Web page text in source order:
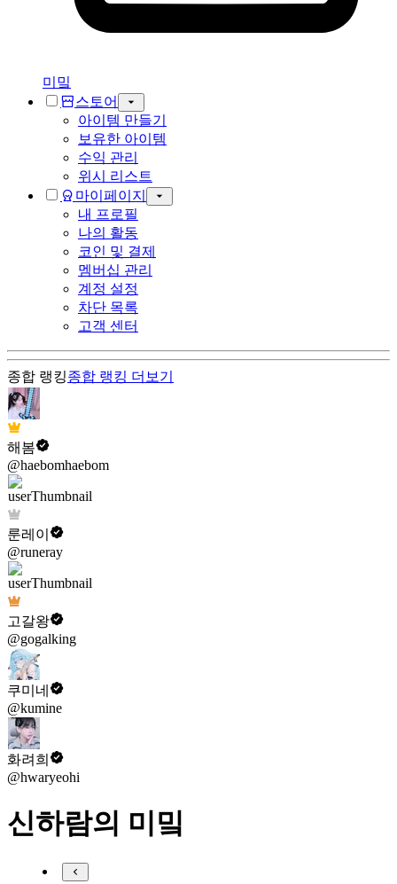
미밐
스토어
아이템 만들기
보유한 아이템
수익 관리
위시 리스트
마이페이지
내 프로필
나의 활동
코인 및 결제
멤버십 관리
계정 설정
차단 목록
고객 센터
종합 랭킹종합 랭킹 더보기
해봄
@haebomhaebom
룬레이
@runeray
고갈왕
@gogalking
쿠미네
@kumine
화려희
@hwaryeohi
신하람의 미밐